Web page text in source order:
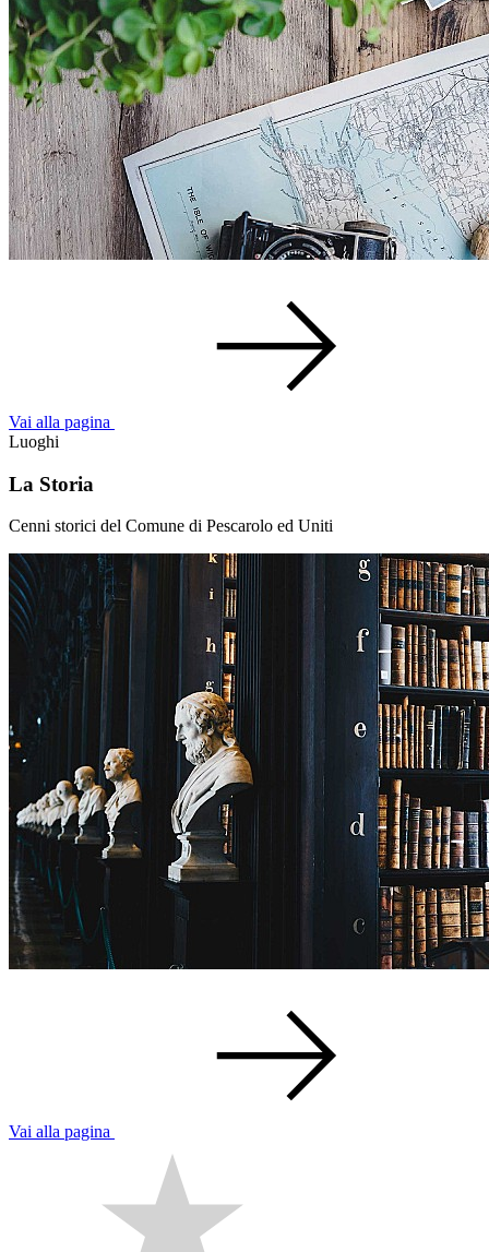
Vai alla pagina
Luoghi
La Storia
Cenni storici del Comune di Pescarolo ed Uniti
Vai alla pagina